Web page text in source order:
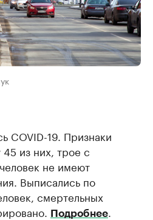
COVID-19. Признаки
из них, трое с
не имеют
Выписались по
смертельных
Подробнее